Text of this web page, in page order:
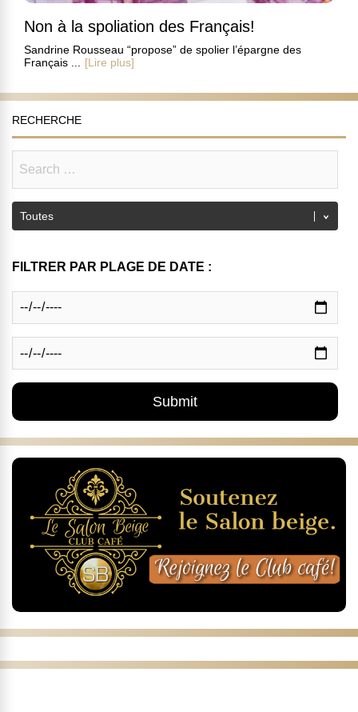
Non à la spoliation des Français!
Sandrine Rousseau “propose” de spolier l’épargne des
Français ...
[Lire plus]
RECHERCHE
FILTRER PAR PLAGE DE DATE :